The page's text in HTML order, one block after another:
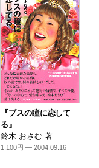
『ブスの瞳に恋して
る』
鈴木 おさむ 著
1,100円 — 2004.09.16